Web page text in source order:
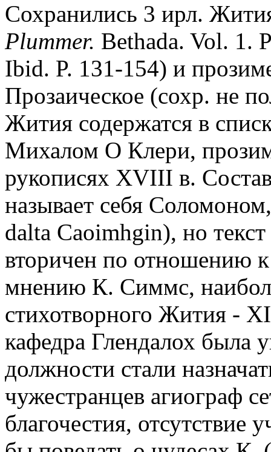
Сохранились 3 ирл.
Plummer. Bethada. Vol. 1.
Ibid. P. 131-154) и
Прозаическое (сохр. не
Жития содержатся в
Михалом О Клери,
рукописях XVIII в.
называет себя
dalta Caoimhgin), но
вторичен по отношению
мнению К. Симмс,
стихотворного Жития -
кафедра Глендалох была
должности стали
чужестранцев агиограф
благочестия,